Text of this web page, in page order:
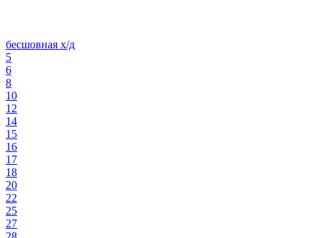
бесшовная х/д
5
6
8
10
12
14
15
16
17
18
20
22
25
27